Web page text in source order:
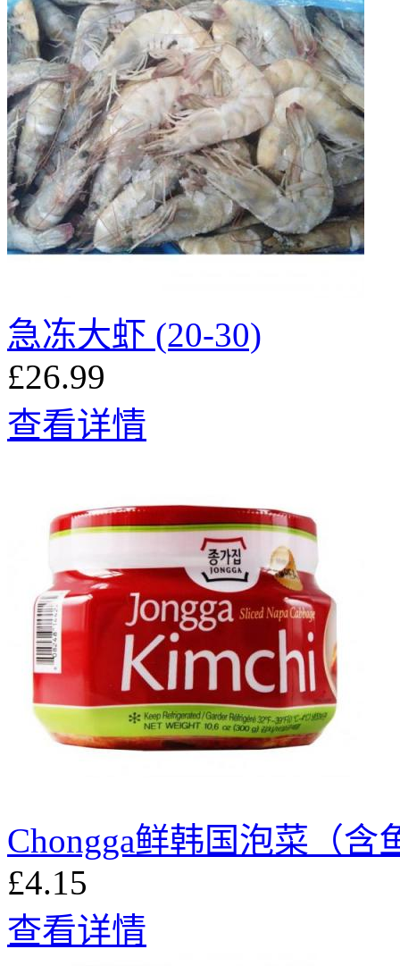
急冻大虾 (20-30)
£26.99
查看详情
Chongga鲜韩国泡菜（含
£4.15
查看详情